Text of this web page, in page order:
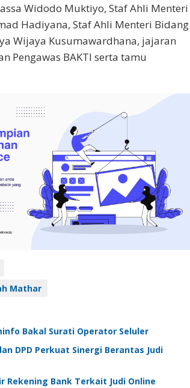
Widodo Muktiyo, Staf Ahli Menteri
Hadiyana, Staf Ahli Menteri Bidang
Wijaya Kusumawardhana, jajaran
Pengawas BAKTI serta tamu
Mathar
Bakal Surati Operator Seluler
DPD Perkuat Sinergi Berantas Judi
Rekening Bank Terkait Judi Online